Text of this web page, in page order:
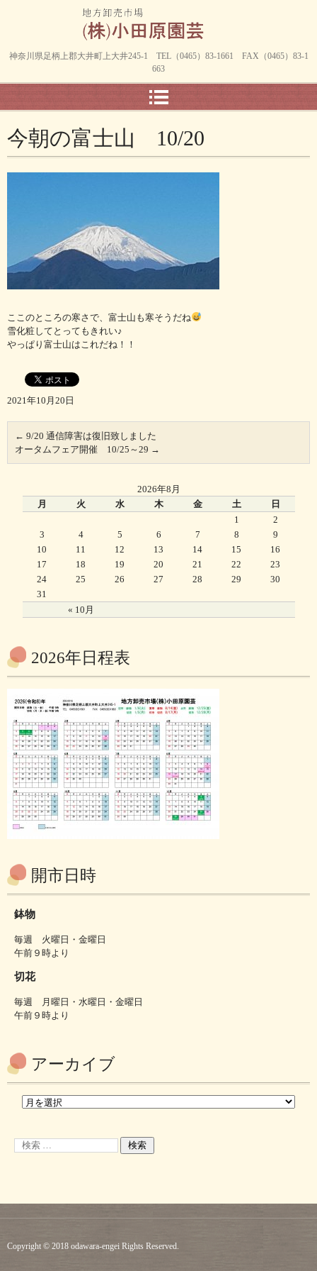
神奈川県足柄上郡大井町上大井245-1 TEL（0465）83-1661 FAX（0465）83-1
663
今朝の富士山 10/20
ここのところの寒さで、富士山も寒そうだね
雪化粧してとってもきれい♪
やっぱり富士山はこれだね！！
2021年10月20日
← 9/20 通信障害は復旧致しました
オータムフェア開催 10/25～29 →
2026年8月
月
火 水 木 金 土 日
« 10月
1
2
3
4 5 6 7 8
9
10
11 12 13 14 15
16
17
18 19 20 21 22
23
24
25 26 27 28 29
30
31
2026年日程表
開市日時
鉢物
毎週 火曜日・金曜日
午前９時より
切花
毎週 月曜日・水曜日・金曜日
午前９時より
アーカイブ
Copyright © 2018 odawara-engei Rights Reserved.